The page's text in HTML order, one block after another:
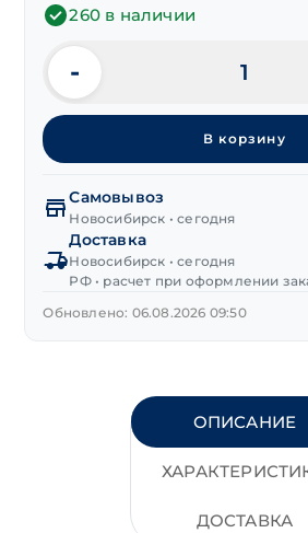
260 в наличии
Количество
товара
Дюбель
рамный
ш/
гр
10х80 мм
(TSX-
-
В корзину
Самовывоз
Новосибирск • сегодня
Доставка
Новосибирск • сегодня
РФ • расчет при оформлении
Обновлено: 06.08.2026 09:50
ОПИСАНИЕ
ДОСТАВКА